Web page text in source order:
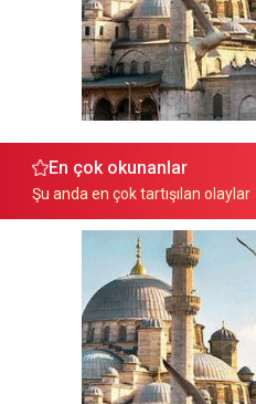
En çok okunanlar
Şu anda en çok tartışılan olaylar